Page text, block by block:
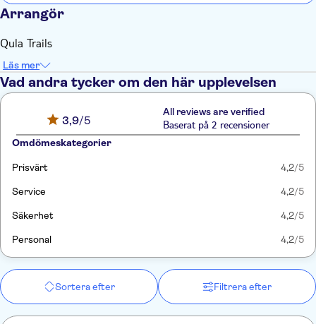
Arrangör
Qula Trails
Läs mer
Vad andra tycker om den här upplevelsen
3,9/5
All reviews are verified
Baserat på 2 recensioner
Omdömeskategorier
Prisvärt 4,2/5
Service 4,2/5
Säkerhet 4,2/5
Personal 4,2/5
Sortera efter Filtrera efter